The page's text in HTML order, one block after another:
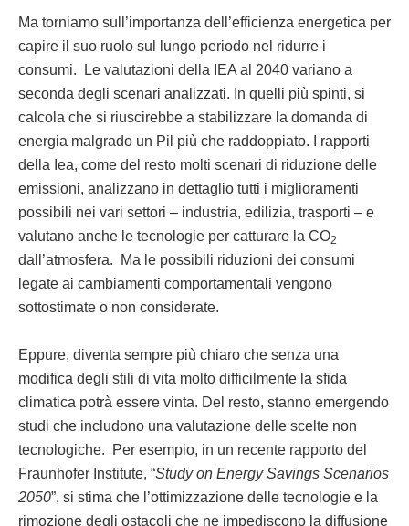
Ma torniamo sull’importanza dell’efficienza energetica per
capire il suo ruolo sul lungo periodo nel ridurre i
consumi. Le valutazioni della IEA al 2040 variano a
seconda degli scenari analizzati. In quelli più spinti, si
calcola che si riuscirebbe a stabilizzare la domanda di
energia malgrado un Pil più che raddoppiato. I rapporti
della Iea, come del resto molti scenari di riduzione delle
emissioni, analizzano in dettaglio tutti i miglioramenti
possibili nei vari settori – industria, edilizia, trasporti – e
valutano anche le tecnologie per catturare la CO2
dall’atmosfera. Ma le possibili riduzioni dei consumi
legate ai cambiamenti comportamentali vengono
sottostimate o non considerate.
Eppure, diventa sempre più chiaro che senza una
modifica degli stili di vita molto difficilmente la sfida
climatica potrà essere vinta. Del resto, stanno emergendo
studi che includono una valutazione delle scelte non
tecnologiche. Per esempio, in un recente rapporto del
Fraunhofer Institute, “Study on Energy Savings Scenarios
2050”, si stima che l’ottimizzazione delle tecnologie e la
rimozione degli ostacoli che ne impediscono la diffusione